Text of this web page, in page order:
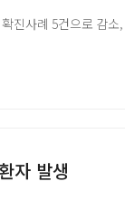
진사례 5건으로 감
이상 여행객 검사 완료
자 발생